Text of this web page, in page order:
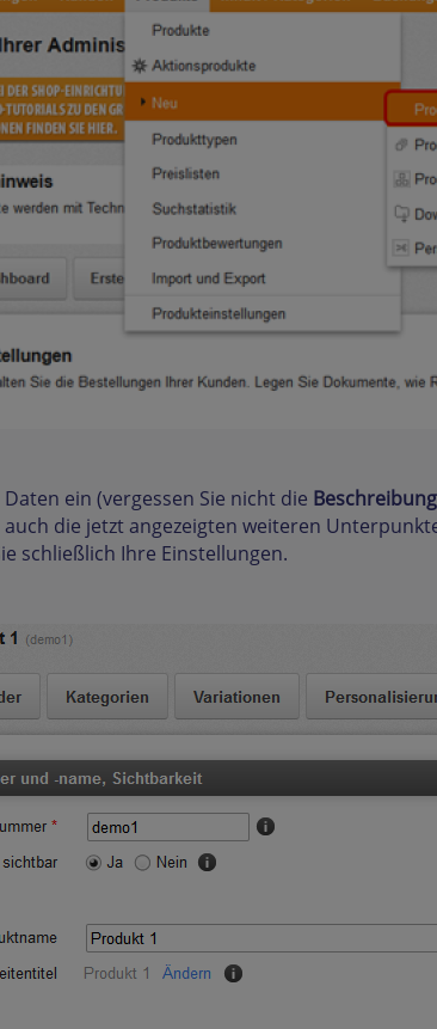
ein (vergessen Sie nicht die Beschreibung
die jetzt angezeigten weiteren
schließlich Ihre Einstellungen.